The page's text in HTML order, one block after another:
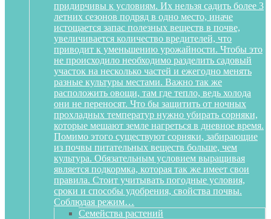
придирчивы к условиям. Их нельзя садить более 3
летних сезонов подряд в одно место, иначе
истощается запас полезных веществ в почве,
увеличивается количество вредителей, что
приводит к уменьшению урожайности. Чтобы это
не происходило необходимо разделить садовый
участок на несколько частей и ежегодно менять
разные культуры местами. Важно так же
расположить овощи, там где тепло, ведь холода
они не переносят. Что бы защитить от ночных
прохладных температур нужно убирать сорняки,
которые мешают земле нагреться в дневное время.
Помимо этого существуют сорняки, забирающие
из почвы питательных веществ больше, чем
культура. Обязательным условием выращивая
является подкормка, которая так же имеет свои
правила. Стоит учитывать погодные условия,
сроки и способы удобрения, свойства почвы.
Соблюдая режим…
Семейства растений